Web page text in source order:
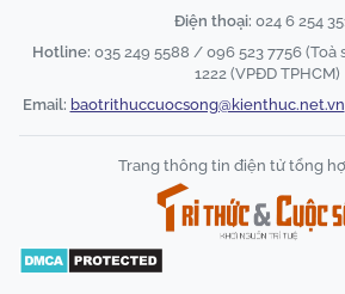
Điện thoại: 024 6 254
Hotline: 035 249 5588 / 096 523 7756 (Toà
1222 (VPĐD TPHCM)
Email: baotrithuccuocsong@kienthuc.net.vn
Trang thông tin điện tử tổng